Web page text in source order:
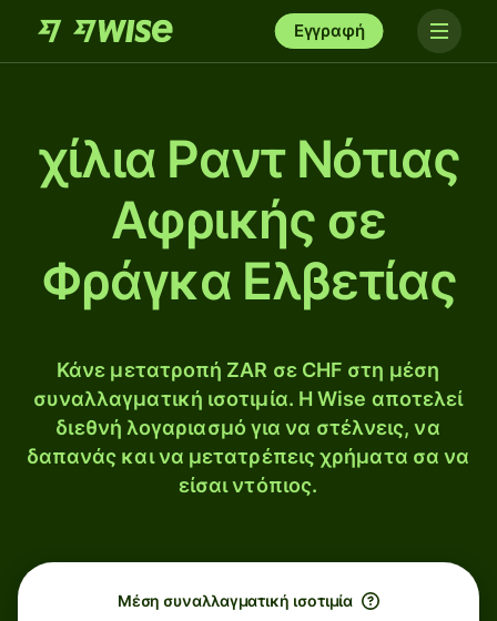
Εγγραφή
χίλια Ραντ Νότιας
Αφρικής σε
Φράγκα Ελβετίας
Κάνε μετατροπή ZAR σε CHF στη μέση
συναλλαγματική ισοτιμία. Η Wise αποτελεί
διεθνή λογαριασμό για να στέλνεις, να
δαπανάς και να μετατρέπεις χρήματα σα να
είσαι ντόπιος.
Μέση συναλλαγματική ισοτιμία